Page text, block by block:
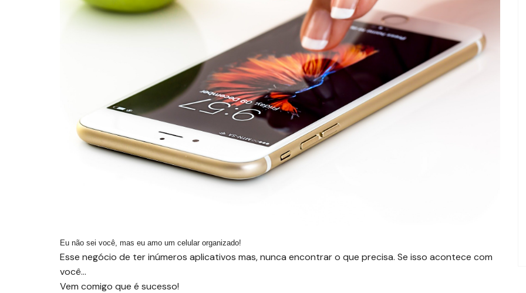
Eu não sei você, mas eu amo um celular organizado!
Esse negócio de ter inúmeros aplicativos mas, nunca encontrar o que precisa. Se isso acontece com
você…
Vem comigo que é sucesso!